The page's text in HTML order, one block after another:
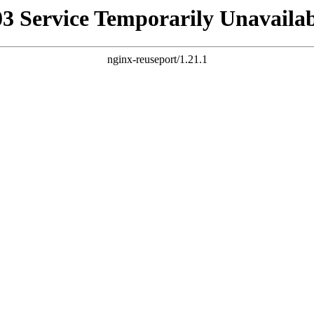
Service Temporarily
nginx-reuseport/1.21.1